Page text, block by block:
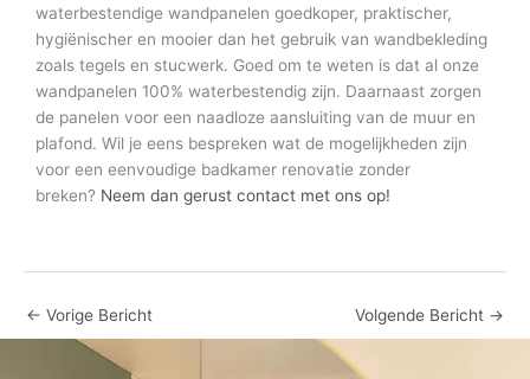
waterbestendige wandpanelen goedkoper, praktischer,
hygiënischer en mooier dan het gebruik van wandbekleding
zoals tegels en stucwerk. Goed om te weten is dat al onze
wandpanelen 100% waterbestendig zijn. Daarnaast zorgen
de panelen voor een naadloze aansluiting van de muur en
plafond. Wil je eens bespreken wat de mogelijkheden zijn
voor een eenvoudige badkamer renovatie zonder
breken? Neem dan gerust contact met ons op!
← Vorige Bericht Volgende Bericht →